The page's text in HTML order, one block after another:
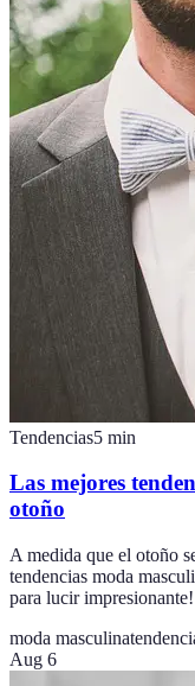
Tendencias5 min
Las mejores
otoño
A medida que el otoño
tendencias moda
para lucir impresionante!
moda masculina
Aug 6